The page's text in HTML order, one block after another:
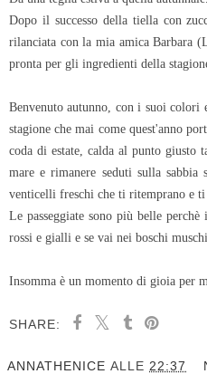
Dopo il successo della tiella con
rilanciata con la mia amica Barbara
pronta per gli ingredienti della
Benvenuto autunno, con i suoi
stagione che mai come quest'anno
coda di estate, calda al punto giusto
mare e rimanere seduti sulla
venticelli freschi che ti ritemprano e ti
Le passeggiate sono più belle
rossi e gialli e se vai nei boschi
Insomma è un momento di gioia per
SHARE:
ANNATHENICE ALLE 22:37